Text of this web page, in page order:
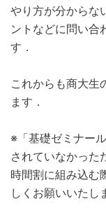
やり方が分からな
ントなどに問い合
す．
これからも商大生
ます．
※「基礎ゼミナー
されていなかった
時間割に組み込む
しくお願いいたし